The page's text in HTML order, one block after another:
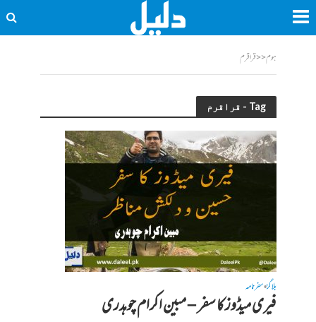
ہوم<<قراقرم
Tag - قراقرم
بلاگز•سفرنامہ
فیری میڈوز کا سفر – مبین اکرام چوہدری